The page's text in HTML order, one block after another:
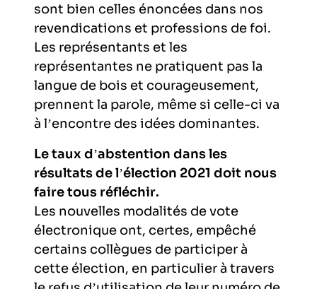
sont bien celles énoncées dans nos
revendications et professions de foi.
Les représentants et les
représentantes ne pratiquent pas la
langue de bois et courageusement,
prennent la parole, même si celle-ci va
à l’encontre des idées dominantes.
Le taux d’abstention dans les
résultats de l’élection 2021 doit nous
faire tous réfléchir.
Les nouvelles modalités de vote
électronique ont, certes, empêché
certains collègues de participer à
cette élection, en particulier à travers